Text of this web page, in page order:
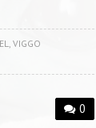
, VIGGO
0